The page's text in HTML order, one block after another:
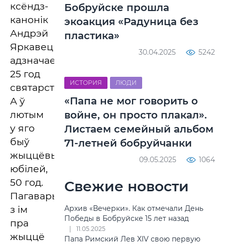
ксёндз-
канонік
Андрэй
Яркавец
адзначае
25 год
святарства.
А ў
лютым
у яго
быў
жыццёвы
юбілей,
50 год.
Пагаварылі
з ім
пра
жыццё
Бобруйске прошла
экоакция «Радуница без
пластика»
30.04.2025 5242
ИСТОРИЯ ЛЮДИ
«Папа не мог говорить о
войне, он просто плакал».
Листаем семейный альбом
71-летней бобруйчанки
09.05.2025 1064
Свежие новости
Архив «Вечерки». Как отмечали День
Победы в Бобруйске 15 лет назад
11.05.2025
Папа Римский Лев XIV свою первую